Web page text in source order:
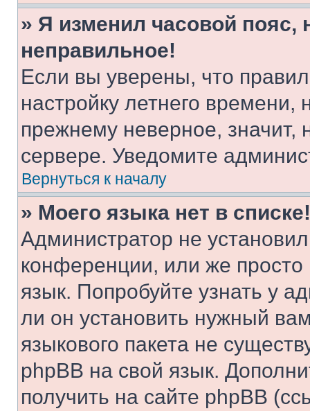
» Я изменил часовой пояс,
неправильное!
Если вы уверены, что
настройку летнего
прежнему неверное, значит,
сервере. Уведомите
Вернуться к началу
» Моего языка нет в списке!
Администратор не
конференции, или же
язык. Попробуйте узнать у
ли он установить нужный
языкового пакета не
phpBB на свой язык.
получить на сайте phpBB